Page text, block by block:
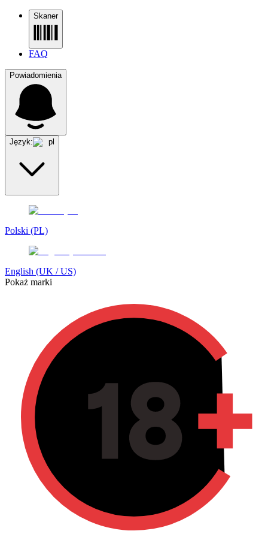
Skaner
FAQ
Powiadomienia
Język: pl
Polski (PL)
English (UK / US)
Pokaż marki